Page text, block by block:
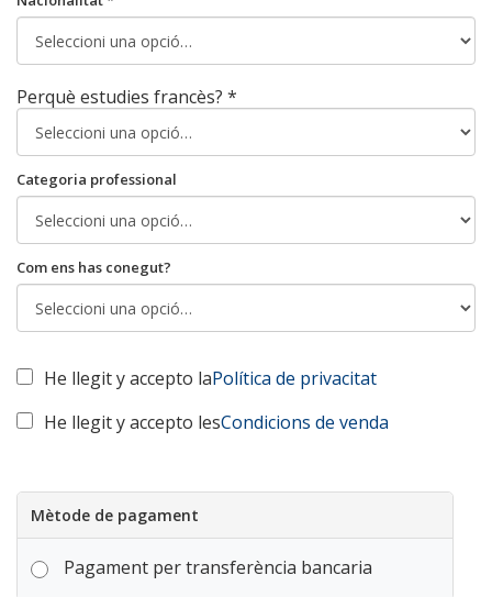
Perquè estudies francès? *
Categoria professional
Com ens has conegut?
He llegit y accepto laPolítica de privacitat
He llegit y accepto lesCondicions de venda
Mètode de pagament
Pagament per transferència bancaria